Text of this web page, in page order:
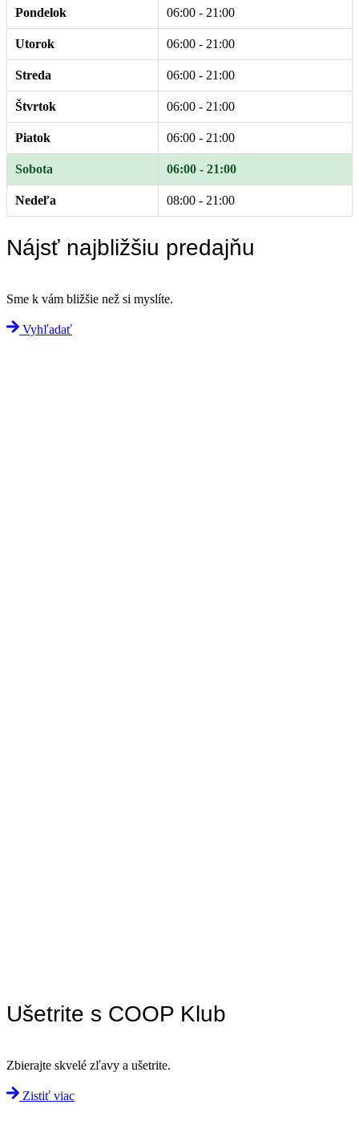
Pondelok 06:00 - 21:00
Utorok 06:00 - 21:00
Streda 06:00 - 21:00
Štvrtok 06:00 - 21:00
Piatok 06:00 - 21:00
Sobota 06:00 - 21:00
Nedeľa 08:00 - 21:00
Nájsť najbližšiu predajňu
Sme k vám bližšie než si myslíte.
Vyhľadať
Ušetrite s COOP Klub
Zbierajte skvelé zľavy a ušetrite.
Zistiť viac